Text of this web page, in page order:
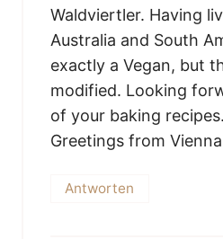
Waldviertler. Having
Australia and South
exactly a Vegan, but
modified. Looking
of your baking recipes.
Greetings from Vienna
Antworten